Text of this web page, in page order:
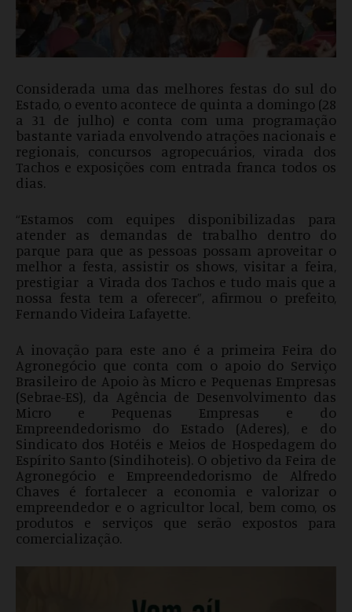
Considerada uma das melhores festas do sul do
Estado, o evento acontece de quinta a domingo (28
a 31 de julho) e conta com uma programação
bastante variada envolvendo atrações nacionais e
regionais, concursos agropecuários, virada dos
Tachos e exposições com entrada franca todos os
dias.
“Estamos com equipes disponibilizadas para
atender as demandas de trabalho dentro do
parque para que as pessoas possam aproveitar o
melhor a festa, assistir os shows, visitar a feira,
prestigiar a Virada dos Tachos e tudo mais que a
nossa festa tem a oferecer”, afirmou o prefeito,
Fernando Videira Lafayette.
A inovação para este ano é a primeira Feira do
Agronegócio que conta com o apoio do Serviço
Brasileiro de Apoio às Micro e Pequenas Empresas
(Sebrae-ES), da Agência de Desenvolvimento das
Micro e Pequenas Empresas e do
Empreendedorismo do Estado (Aderes), e do
Sindicato dos Hotéis e Meios de Hospedagem do
Espírito Santo (Sindihoteis). O objetivo da Feira de
Agronegócio e Empreendedorismo de Alfredo
Chaves é fortalecer a economia e valorizar o
empreendedor e o agricultor local, bem como, os
produtos e serviços que serão expostos para
comercialização.